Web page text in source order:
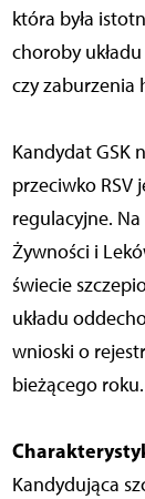
która była
choroby
czy
Kandydat GSK
przeciwko RSV
regulacyjne.
Żywności i
świecie
układu
wnioski o
bieżącego roku.
Kandydująca